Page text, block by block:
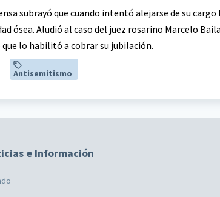
subrayó que cuando intentó alejarse de su
ósea. Aludió al caso del juez rosarino Marcelo
lo habilitó a cobrar su jubilación.
Antisemitismo
e Información